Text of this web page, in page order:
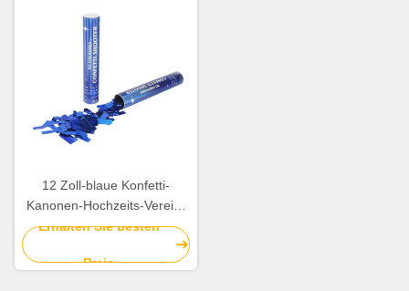
12 Zoll-blaue Konfetti-
Kanonen-Hochzeits-Verein-
Feier-Konfetti-
Erhalten Sie besten
Preis